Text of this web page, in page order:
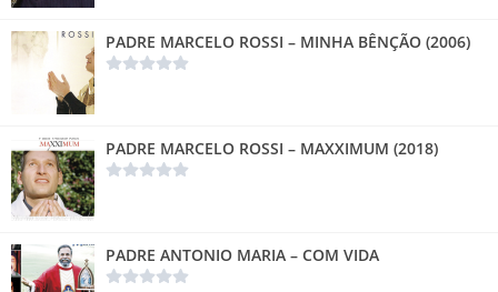
PADRE MARCELO ROSSI – MINHA BÊNÇÃO (2006)
PADRE MARCELO ROSSI – MAXXIMUM (2018)
PADRE ANTONIO MARIA – COM VIDA